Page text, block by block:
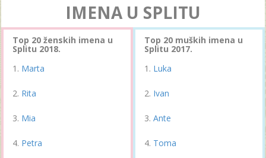
IMENA U SPLITU
Top 20 ženskih imena u
Splitu 2018.
Marta
Rita
Mia
Petra
Top 20 muških imena u
Splitu 2017.
Luka
Ivan
Ante
Toma